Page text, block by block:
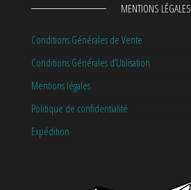
MENTIONS LÉGALES
Conditions Générales de Vente
Conditions Générales d’Utilisation
Mentions légales
Politique de confidentialité
Expédition